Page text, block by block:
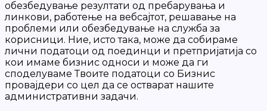
обезбедување резултати од пребарувања и
линкови, работење на вебсајтот, решавање на
проблеми или обезбедување на служба за
корисници. Ние, исто така, може да собираме
лични податоци од поединци и претпријатија со
кои имаме бизнис односи и може да ги
споделуваме Твоите податоци со Бизнис
провајдери со цел да се остварат нашите
административни задачи.